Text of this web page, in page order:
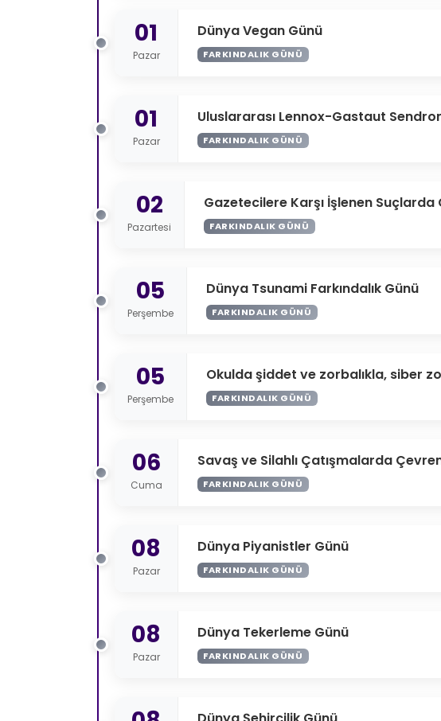
01
Pazar
Dünya Vegan Günü
FARKINDALIK GÜNÜ
01
Pazar
Uluslararası Lennox-Gastaut
FARKINDALIK GÜNÜ
02
Pazartesi
Gazetecilere Karşı İşlenen Suçlarda
FARKINDALIK GÜNÜ
05
Perşembe
Dünya Tsunami Farkındalık Günü
FARKINDALIK GÜNÜ
05
Perşembe
Okulda şiddet ve zorbalıkla, siber
FARKINDALIK GÜNÜ
06
Cuma
Savaş ve Silahlı Çatışmalarda
FARKINDALIK GÜNÜ
08
Pazar
Dünya Piyanistler Günü
FARKINDALIK GÜNÜ
08
Pazar
Dünya Tekerleme Günü
FARKINDALIK GÜNÜ